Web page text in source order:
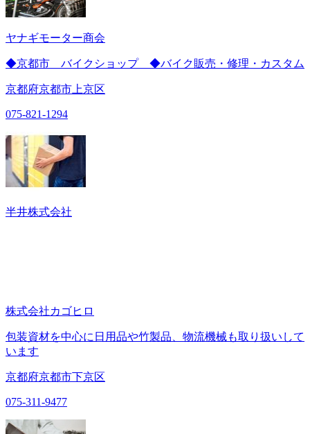
ヤナギモーター商会
◆京都市 バイクショップ ◆バイク販売・修理・カスタム
京都府京都市上京区
075-821-1294
半井株式会社
株式会社カゴヒロ
包装資材を中心に日用品や竹製品、物流機械も取り扱いして
います
京都府京都市下京区
075-311-9477